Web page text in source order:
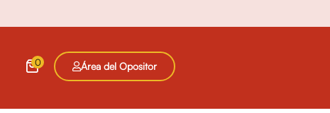
0 Área del Opositor